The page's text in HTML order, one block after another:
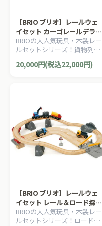
［BRIO ブリオ］レールウェ
イセット カーゴレールデラッ
クスセット
BRIOの大人気玩具・木製レー
ルセットシリーズ！貨物列車
イセット。54ピース。
20,000円(税込22,000円)
［BRIO ブリオ］レールウェ
イセット レール＆ロード採石
セット
BRIOの大人気玩具・木製レー
ルセットシリーズ！ロードパ